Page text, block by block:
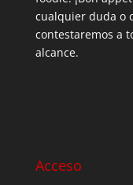
cualquier duda o
contestaremos a
alcance.
Acceso